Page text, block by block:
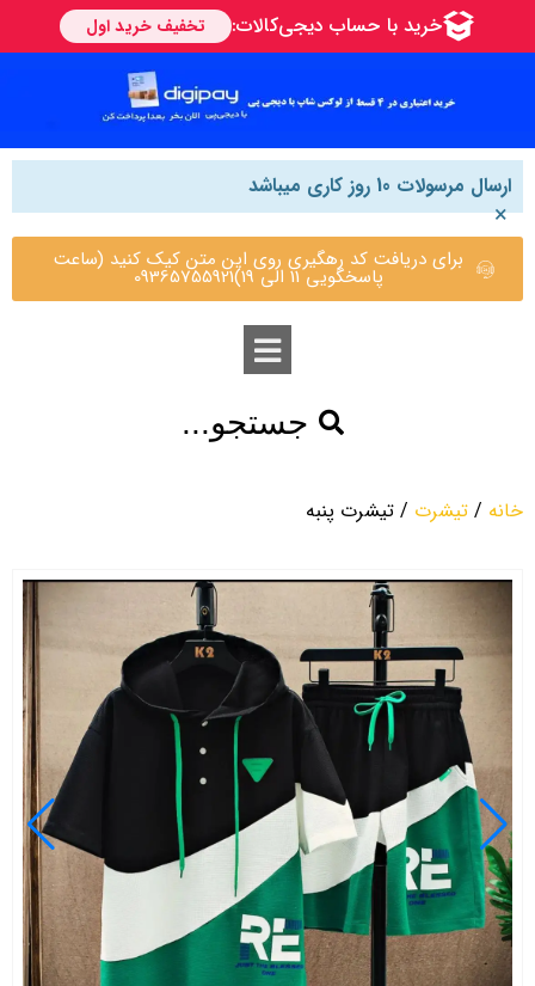
ارسال مرسولات 10 روز کاری میباشد
×
برای دریافت کد رهگیری روی این متن کیک کنید (ساعت
پاسخگویی 11 الی 19)09365755921
جستجو...
خانه / تیشرت / تیشرت پنبه